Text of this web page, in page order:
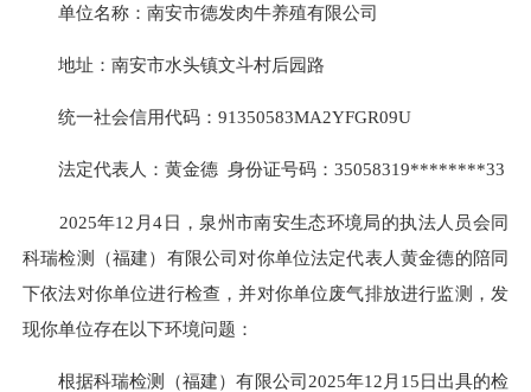
单位名称：南安市德发肉牛养殖有限公司
地址：南安市水头镇文斗村后园路
统一社会信用代码：91350583MA2YFGR09U
法定代表人：黄金德 身份证号码：35058319********33
2025年12月4日，泉州市南安生态环境局的执法人员会同
科瑞检测（福建）有限公司对你单位法定代表人黄金德的陪同
下依法对你单位进行检查，并对你单位废气排放进行监测，发
现你单位存在以下环境问题：
根据科瑞检测（福建）有限公司2025年12月15日出具的检